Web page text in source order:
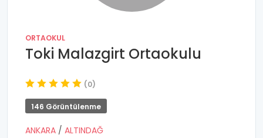
ORTAOKUL
Toki Malazgirt Ortaokulu
(0)
146 Görüntülenme
ANKARA / ALTINDAĞ